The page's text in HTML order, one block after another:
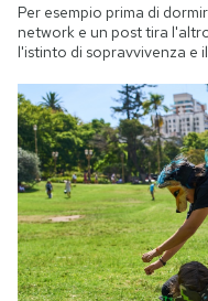
Per esempio prima di
network e un post tira
l'istinto di sopravvivenza e